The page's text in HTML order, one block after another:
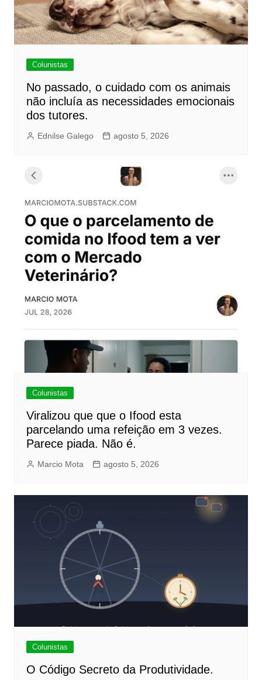
Colunistas
No passado, o cuidado com os animais
não incluía as necessidades emocionais
dos tutores.
Ednilse Galego agosto 5, 2026
Colunistas
Viralizou que que o Ifood esta
parcelando uma refeição em 3 vezes.
Parece piada. Não é.
Marcio Mota agosto 5, 2026
Colunistas
O Código Secreto da Produtividade.